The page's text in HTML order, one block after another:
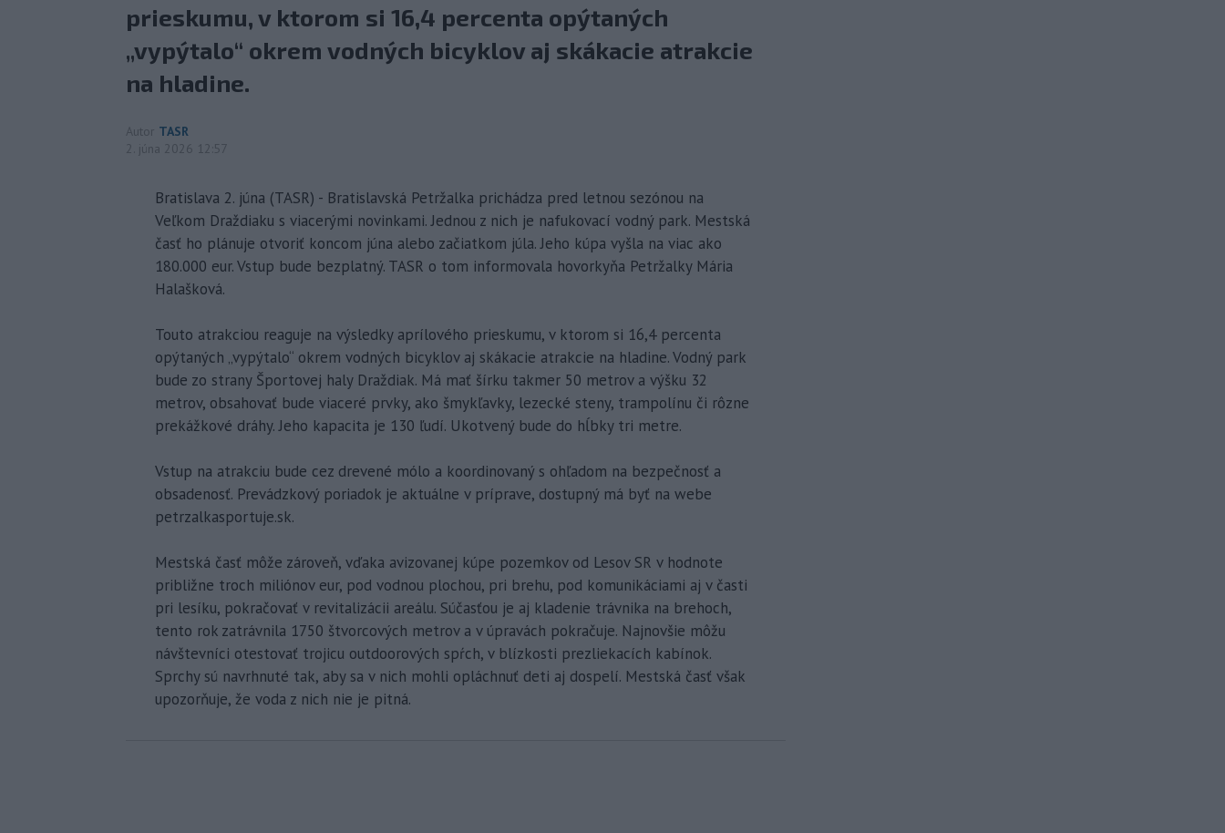
prieskumu, v ktorom si 16,4 percenta opýtaných
„vypýtalo“ okrem vodných bicyklov aj skákacie atrakcie
na hladine.
Autor TASR
2. júna 2026 12:57
Bratislava 2. júna (TASR) - Bratislavská Petržalka prichádza pred letnou sezónou na
Veľkom Draždiaku s viacerými novinkami. Jednou z nich je nafukovací vodný park. Mestská
časť ho plánuje otvoriť koncom júna alebo začiatkom júla. Jeho kúpa vyšla na viac ako
180.000 eur. Vstup bude bezplatný. TASR o tom informovala hovorkyňa Petržalky Mária
Halašková.
Touto atrakciou reaguje na výsledky aprílového prieskumu, v ktorom si 16,4 percenta
opýtaných „vypýtalo“ okrem vodných bicyklov aj skákacie atrakcie na hladine. Vodný park
bude zo strany Športovej haly Draždiak. Má mať šírku takmer 50 metrov a výšku 32
metrov, obsahovať bude viaceré prvky, ako šmykľavky, lezecké steny, trampolínu či rôzne
prekážkové dráhy. Jeho kapacita je 130 ľudí. Ukotvený bude do hĺbky tri metre.
Vstup na atrakciu bude cez drevené mólo a koordinovaný s ohľadom na bezpečnosť a
obsadenosť. Prevádzkový poriadok je aktuálne v príprave, dostupný má byť na webe
petrzalkasportuje.sk.
Mestská časť môže zároveň, vďaka avizovanej kúpe pozemkov od Lesov SR v hodnote
približne troch miliónov eur, pod vodnou plochou, pri brehu, pod komunikáciami aj v časti
pri lesíku, pokračovať v revitalizácii areálu. Súčasťou je aj kladenie trávnika na brehoch,
tento rok zatrávnila 1750 štvorcových metrov a v úpravách pokračuje. Najnovšie môžu
návštevníci otestovať trojicu outdoorových spŕch, v blízkosti prezliekacích kabínok.
Sprchy sú navrhnuté tak, aby sa v nich mohli opláchnuť deti aj dospelí. Mestská časť však
upozorňuje, že voda z nich nie je pitná.